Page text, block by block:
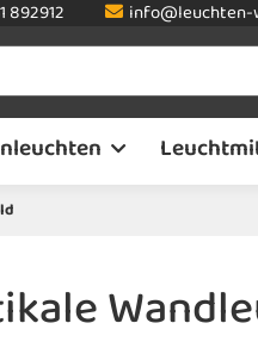
892912 info@leuchten-